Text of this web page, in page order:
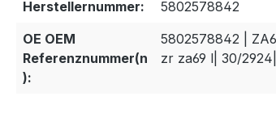
Herstellernummer:
5802578842
OE OEM
Referenznummer(n
):
5802578842 |
zr za69 l| 30/